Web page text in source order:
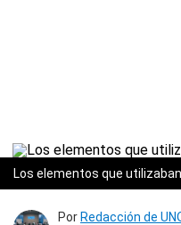
Los elementos que
Por Redacción de